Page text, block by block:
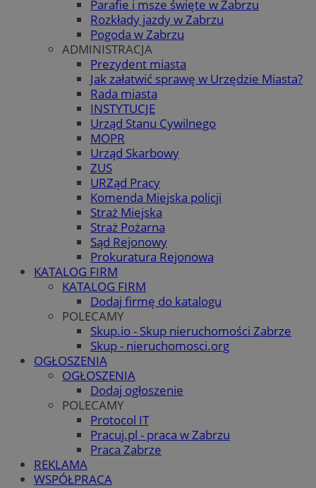
Parafie i msze święte w Zabrzu
Rozkłady jazdy w Zabrzu
Pogoda w Zabrzu
ADMINISTRACJA
Prezydent miasta
Jak załatwić sprawę w Urzędzie Miasta?
Rada miasta
INSTYTUCJE
Urząd Stanu Cywilnego
MOPR
Urząd Skarbowy
ZUS
URZąd Pracy
Komenda Miejska policji
Straż Miejska
Straż Pożarna
Sąd Rejonowy
Prokuratura Rejonowa
KATALOG FIRM
KATALOG FIRM
Dodaj firmę do katalogu
POLECAMY
Skup.io - Skup nieruchomości Zabrze
Skup - nieruchomosci.org
OGŁOSZENIA
OGŁOSZENIA
Dodaj ogłoszenie
POLECAMY
Protocol IT
Pracuj.pl - praca w Zabrzu
Praca Zabrze
REKLAMA
WSPÓŁPRACA